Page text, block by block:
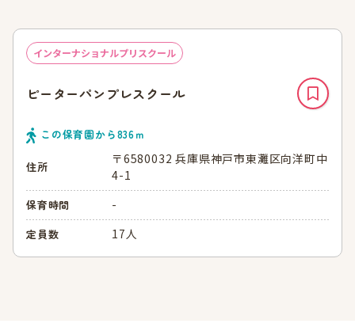
インターナショナルプリスクール
ピーターパンプレスクール
この保育園から836ｍ
住所
〒6580032 兵庫県神戸市東灘区向洋町中
4-1
保育時間 -
定員数 17人